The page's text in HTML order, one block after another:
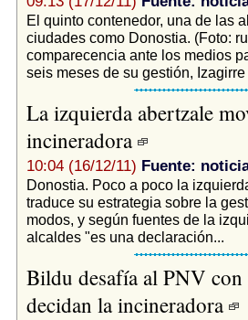
El quinto contenedor, una de las
ciudades como Donostia. (Foto:
comparecencia ante los medios
seis meses de su gestión,
La izquierda abertzale
incineradora
10:04 (16/12/11) Fuente:
Donostia. Poco a poco la
traduce su estrategia sobre la
modos, y según fuentes de la
alcaldes "es una declaración...
Bildu desafía al PNV
decidan la incineradora